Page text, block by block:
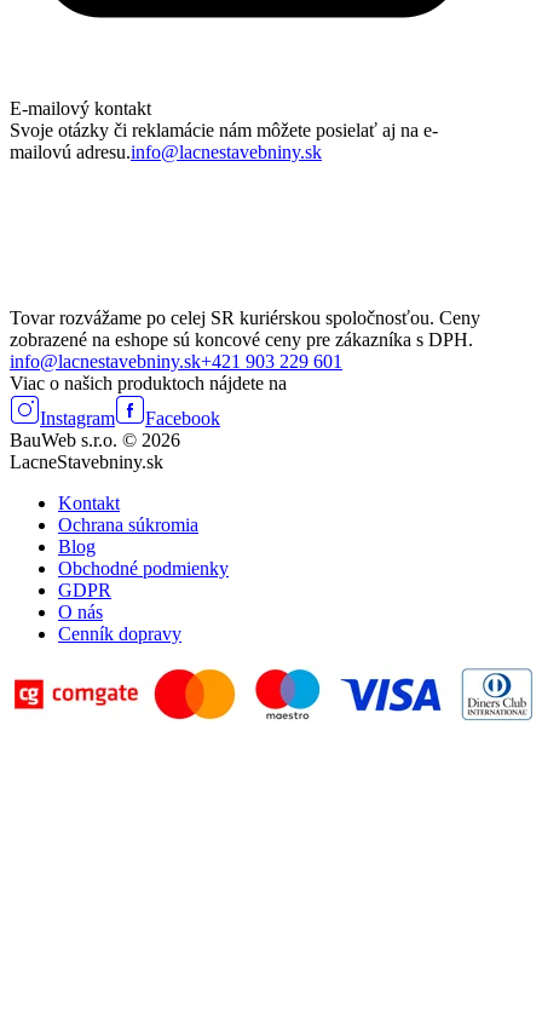
E-mailový kontakt
Svoje otázky či reklamácie nám môžete posielať aj na e-
mailovú adresu.info@lacnestavebniny.sk
Tovar rozvážame po celej SR kuriérskou spoločnosťou. Ceny
zobrazené na eshope sú koncové ceny pre zákazníka s DPH.
info@lacnestavebniny.sk+421 903 229 601
Viac o našich produktoch nájdete na
Instagram
Facebook
BauWeb s.r.o. © 2026
LacneStavebniny.sk
Kontakt
Ochrana súkromia
Blog
Obchodné podmienky
GDPR
O nás
Cenník dopravy